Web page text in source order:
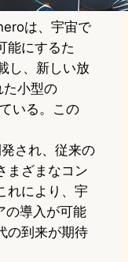
は、宇宙で
能にするた
し、新しい放
小型の
いる。この
され、従来の
まざまなコン
れにより、宇
の導入が可能
の到来が期待